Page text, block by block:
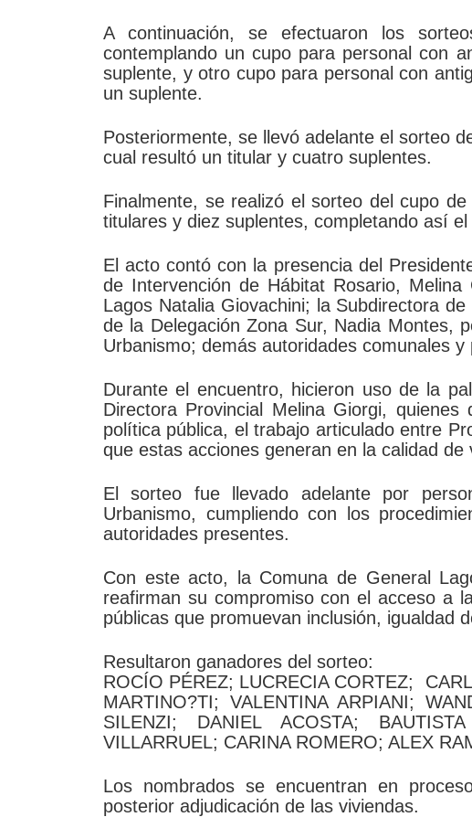
A continuación, se efectuaron los
contemplando un cupo para personal con
suplente, y otro cupo para personal con
un suplente.
Posteriormente, se llevó adelante el sorteo
cual resultó un titular y cuatro suplentes.
Finalmente, se realizó el sorteo del cupo
titulares y diez suplentes, completando así
El acto contó con la presencia del
de Intervención de Hábitat Rosario,
Lagos Natalia Giovachini; la Subdirectora
de la Delegación Zona Sur, Nadia Montes,
Urbanismo; demás autoridades comunales
Durante el encuentro, hicieron uso de la
Directora Provincial Melina Giorgi,
política pública, el trabajo articulado entre
que estas acciones generan en la calidad de
El sorteo fue llevado adelante por
Urbanismo, cumpliendo con los
autoridades presentes.
Con este acto, la Comuna de General
reafirman su compromiso con el acceso a
públicas que promuevan inclusión, igualdad
Resultaron ganadores del sorteo:
ROCÍO PÉREZ; LUCRECIA CORTEZ;
MARTINO?TI; VALENTINA ARPIANI;
SILENZI; DANIEL ACOSTA;
VILLARRUEL; CARINA ROMERO; ALEX
Los nombrados se encuentran en
posterior adjudicación de las viviendas.